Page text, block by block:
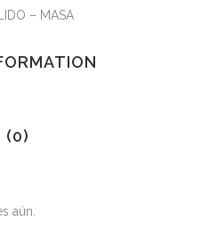
– MASA
(0)
aún.